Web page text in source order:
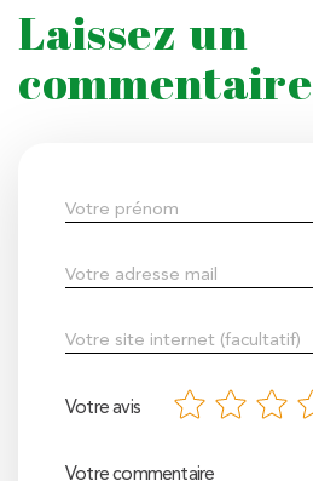
Laissez un
commentaire
Votre avis
Votre commentaire